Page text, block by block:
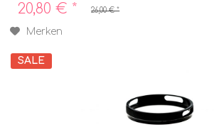
20,80 € * 26,00 € *
Merken
SALE